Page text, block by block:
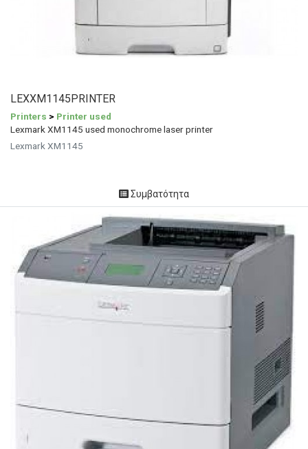
LEXXM1145PRINTER
Printers > Printer used
Lexmark XM1145 used monochrome laser printer
Lexmark XM1145
Συμβατότητα